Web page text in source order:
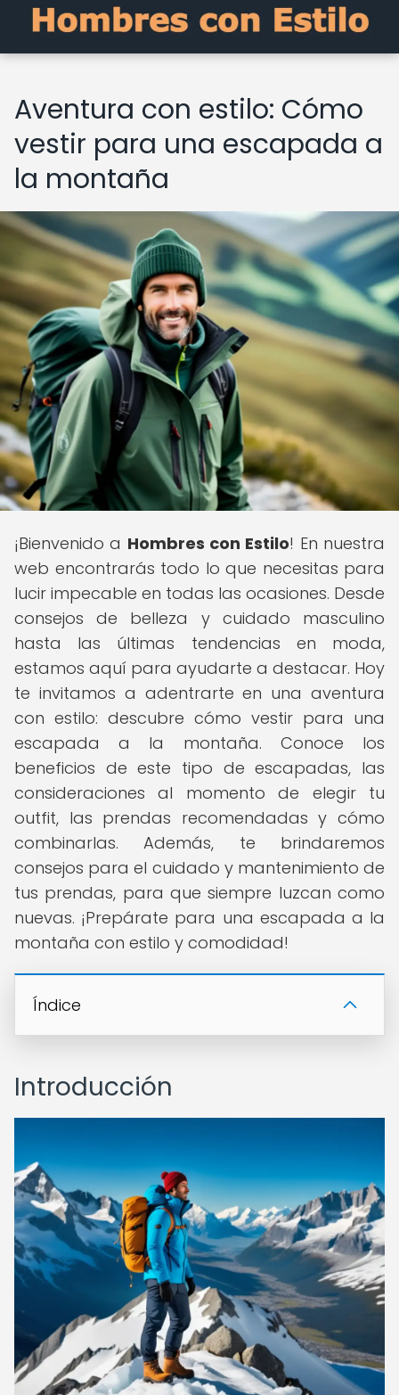
Aventura con estilo: Cómo
vestir para una escapada a
la montaña
¡Bienvenido a Hombres con Estilo! En nuestra
web encontrarás todo lo que necesitas para
lucir impecable en todas las ocasiones. Desde
consejos de belleza y cuidado masculino
hasta las últimas tendencias en moda,
estamos aquí para ayudarte a destacar. Hoy
te invitamos a adentrarte en una aventura
con estilo: descubre cómo vestir para una
escapada a la montaña. Conoce los
beneficios de este tipo de escapadas, las
consideraciones al momento de elegir tu
outfit, las prendas recomendadas y cómo
combinarlas. Además, te brindaremos
consejos para el cuidado y mantenimiento de
tus prendas, para que siempre luzcan como
nuevas. ¡Prepárate para una escapada a la
montaña con estilo y comodidad!
Índice
Introducción